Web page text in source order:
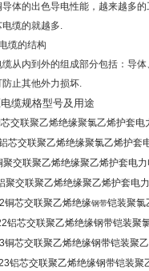
导体的出色导电性能，越来越多
缆的就越多.
缆的结构
缆从内到外的组成部分包括：导
防止其他外力损坏.
缆规格型号及用途
交联聚乙烯绝缘聚氯乙烯护套电
芯交联聚乙烯绝缘聚氯乙烯护套
聚交联聚乙烯绝缘聚乙烯护套电
聚交联聚乙烯绝缘聚乙烯护套电
铜芯交联聚乙烯绝缘钢带铠装聚氯
铝芯交联聚乙烯绝缘钢带铠装聚
铜芯交联聚乙烯绝缘钢带铠装聚
铝芯交联聚乙烯绝缘钢带铠装聚